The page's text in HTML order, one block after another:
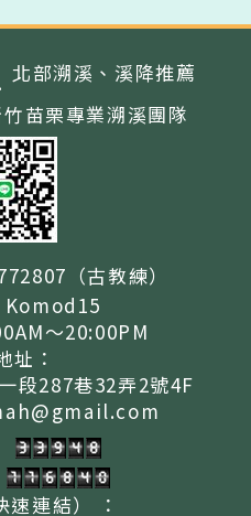
北部溯溪、溪降推薦
苗栗專業溯溪團隊
（古教練）
Komod15
～20:00PM
址：
段287巷32弄2號4F
連結）
：